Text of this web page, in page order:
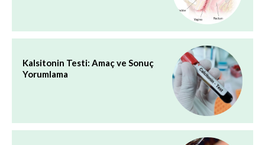
Kalsitonin Testi: Amaç ve Sonuç
Yorumlama